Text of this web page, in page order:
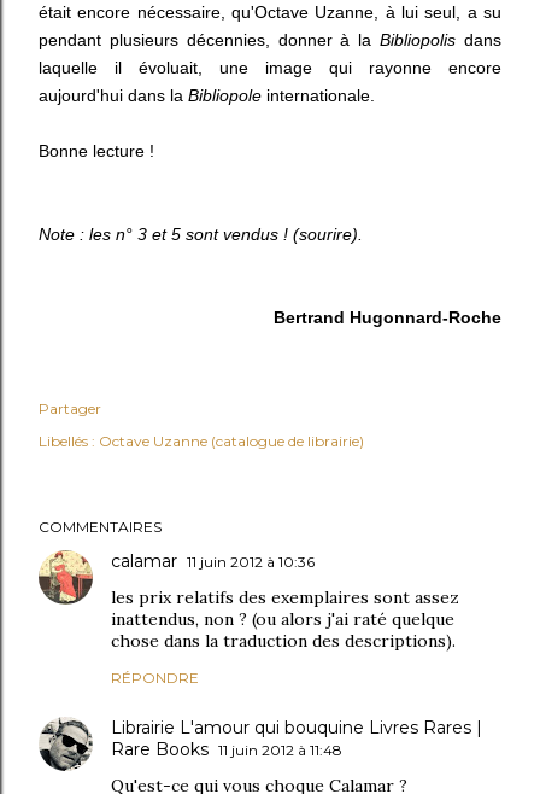
était encore nécessaire, qu'Octave Uzanne, à lui seul, a su
pendant plusieurs décennies, donner à laBibliopolis dans
laquelle il évoluait, une image qui rayonne encore
aujourd'hui dans la Bibliopole internationale.
Bonne lecture !
Note : les n° 3 et 5 sont vendus ! (sourire).
Bertrand Hugonnard-Roche
Partager
Libellés : Octave Uzanne (catalogue de librairie)
COMMENTAIRES
calamar 11 juin 2012 à 10:36
les prix relatifs des exemplaires sont assez
inattendus, non ? (ou alors j'ai raté quelque
chose dans la traduction des descriptions).
RÉPONDRE
Librairie L'amour qui bouquine Livres Rares |
Rare Books 11 juin 2012 à 11:48
Qu'est-ce qui vous choque Calamar ?